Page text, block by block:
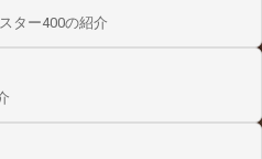
ター400の紹介